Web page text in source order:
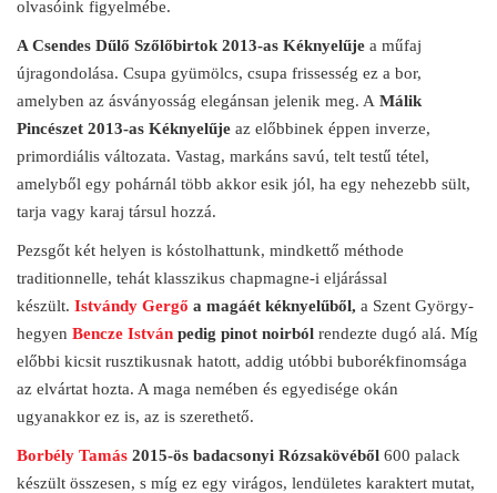
olvasóink figyelmébe.
A Csendes Dűlő Szőlőbirtok 2013-as Kéknyelűje a műfaj
újragondolása. Csupa gyümölcs, csupa frissesség ez a bor,
amelyben az ásványosság elegánsan jelenik meg. A Málik
Pincészet 2013-as Kéknyelűje az előbbinek éppen inverze,
primordiális változata. Vastag, markáns savú, telt testű tétel,
amelyből egy pohárnál több akkor esik jól, ha egy nehezebb sült,
tarja vagy karaj társul hozzá.
Pezsgőt két helyen is kóstolhattunk, mindkettő méthode
traditionnelle, tehát klasszikus chapmagne-i eljárással
készült. Istvándy Gergő a magáét kéknyelűből, a Szent György-
hegyen Bencze István pedig pinot noirból rendezte dugó alá. Míg
előbbi kicsit rusztikusnak hatott, addig utóbbi buborékfinomsága
az elvártat hozta. A maga nemében és egyedisége okán
ugyanakkor ez is, az is szerethető.
Borbély Tamás 2015-ös badacsonyi Rózsakövéből 600 palack
készült összesen, s míg ez egy virágos, lendületes karaktert mutat,